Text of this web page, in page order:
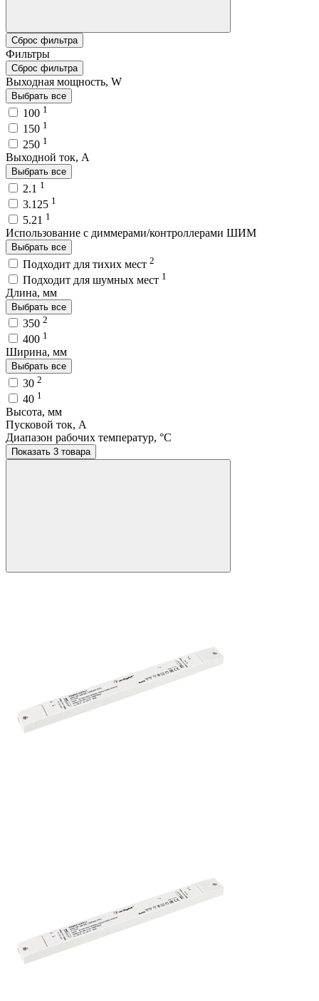
Сброс фильтра
Фильтры
Сброс фильтра
Выходная мощность, W
Выбрать все
100 1
150 1
250 1
Выходной ток, A
Выбрать все
2.1 1
3.125 1
5.21 1
Использование с диммерами/контроллерами ШИМ
Выбрать все
Подходит для тихих мест 2
Подходит для шумных мест 1
Длина, мм
Выбрать все
350 2
400 1
Ширина, мм
Выбрать все
30 2
40 1
Высота, мм
Пусковой ток, A
Диапазон рабочих температур, °C
Показать 3 товара